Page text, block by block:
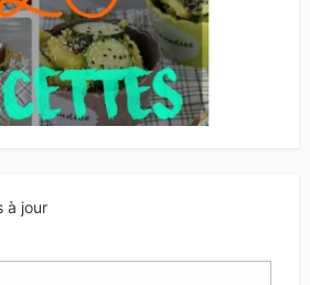
à jour